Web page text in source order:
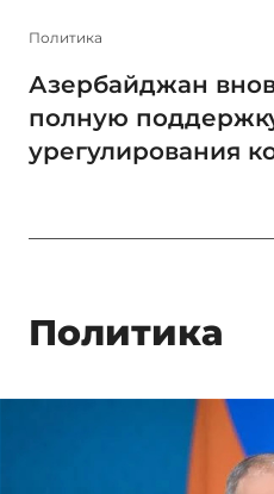
Политика
Азербайджан
полную
урегулирования
Политика